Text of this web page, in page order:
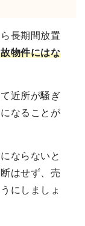
長期間放置
物件にはな
近所が騒ぎ
なることが
ならないと
はせず、売
にしましょ